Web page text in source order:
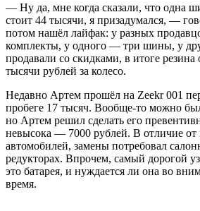
— Ну да, мне когда сказали, что одна
стоит 44 тысячи, я призадумался, —
потом нашёл лайфак: у разных
комплекты, у одного — три шины, у
продавали со скидками, в итоге
тысячи рублей за колесо.
Недавно Артем прошёл на Zeekr 001
пробеге 17 тысяч. Вообще-то можно
но Артем решил сделать его
невысока — 7000 рублей. В отличие от
автомобилей, замены потребовал
редукторах. Впрочем, самый дорогой
это батарея, и нуждается ли она во
время.